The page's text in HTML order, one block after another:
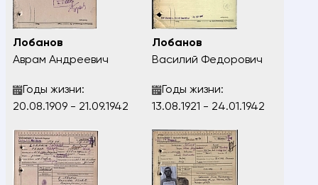
Лобанов
Аврам Андреевич
Годы жизни:
20.08.1909 - 21.09.1942
Лобанов
Василий Федорович
Годы жизни:
13.08.1921 - 24.01.1942
Сообщение
Я подтверждаю, что даюсогласиена
обработку предоставляемых персональных
ОТПРАВИТЬ